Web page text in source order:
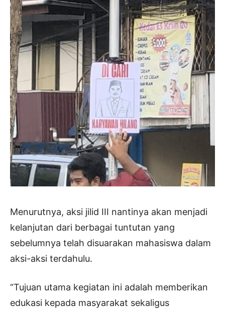
Menurutnya, aksi jilid III nantinya akan menjadi
kelanjutan dari berbagai tuntutan yang
sebelumnya telah disuarakan mahasiswa dalam
aksi-aksi terdahulu.
“Tujuan utama kegiatan ini adalah memberikan
edukasi kepada masyarakat sekaligus